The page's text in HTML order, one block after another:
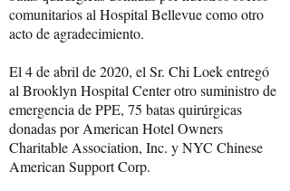
comunitarios al Hospital Bellevue como otro
acto de agradecimiento.
El 4 de abril de 2020, el Sr. Chi Loek entregó
al Brooklyn Hospital Center otro suministro de
emergencia de PPE, 75 batas quirúrgicas
donadas por American Hotel Owners
Charitable Association, Inc. y NYC Chinese
American Support Corp.